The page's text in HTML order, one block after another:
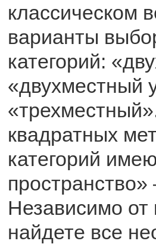
классическом
варианты
категорий:
«двухместный
квадратных
категорий
Независимо от
найдете все